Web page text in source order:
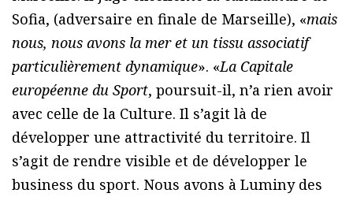
Sofia, (adversaire en finale de Marseille), «mais
nous, nous avons la mer et un tissu associatif
particulièrement dynamique». «La Capitale
européenne du Sport, poursuit-il, n’a rien avoir
avec celle de la Culture. Il s’agit là de
développer une attractivité du territoire. Il
s’agit de rendre visible et de développer le
business du sport. Nous avons à Luminy des